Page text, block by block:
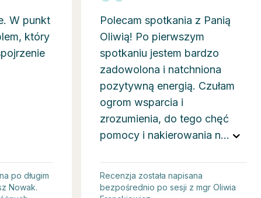
W punkt
który
po długim
Nowak.
Polecam spotkania z Panią
Oliwią! Po pierwszym
spotkaniu jestem bardzo
zadowolona i natchniona
pozytywną energią. Czułam
ogrom wsparcia i
zrozumienia, do tego chęć
pomocy i nakierowania n...
Recenzja została napisana
bezpośrednio po sesji z mgr Oliwia